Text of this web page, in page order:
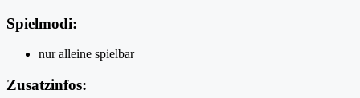
Spielmodi:
nur alleine spielbar
Zusatzinfos: